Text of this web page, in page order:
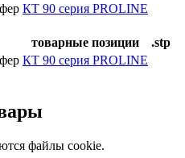
КТ 90 серия PROLINE
товарные позиции
.stp
КТ 90 серия PROLINE
файлы cookie.